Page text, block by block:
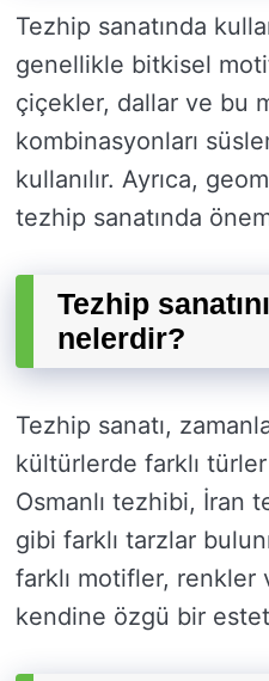
Tezhip sanatında
genellikle bitkisel
çiçekler, dallar ve bu
kombinasyonları
kullanılır. Ayrıca,
tezhip sanatında
Tezhip
nelerdir?
Tezhip sanatı,
kültürlerde farklı
Osmanlı tezhibi, İran
gibi farklı tarzlar
farklı motifler,
kendine özgü bir